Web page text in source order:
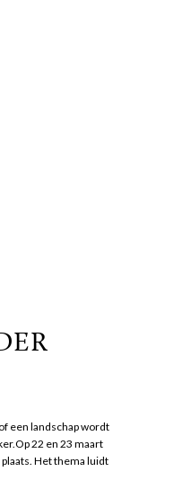
een landschap wordt
22 en 23 maart
Het thema luidt